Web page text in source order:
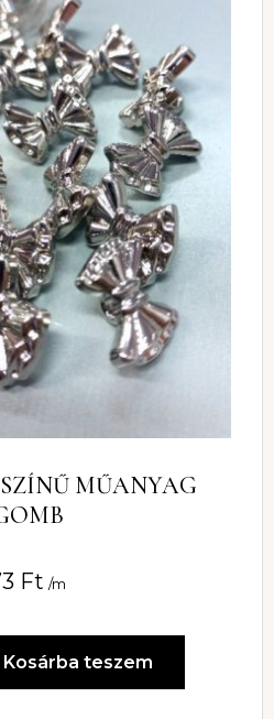
SZÍNŰ MŰANYAG
Ft /m
Kosárba teszem